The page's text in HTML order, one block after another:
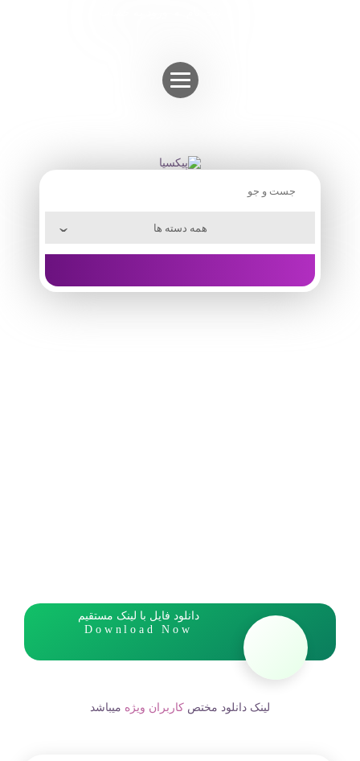
دانلود فایل با لینک مستقیم
Download Now
لینک دانلود مختص کاربران ویژه میباشد